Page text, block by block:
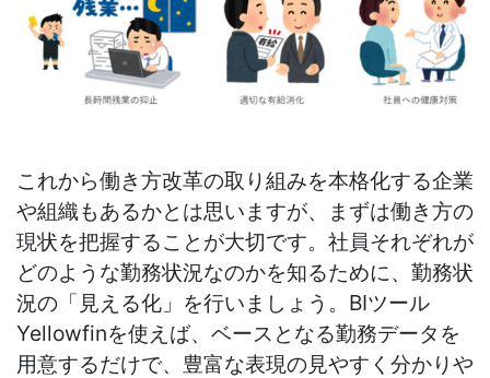
これから働き方改革の取り組みを本格化する企業
や組織もあるかとは思いますが、まずは働き方の
現状を把握することが大切です。社員それぞれが
どのような勤務状況なのかを知るために、勤務状
況の「見える化」を行いましょう。BIツール
Yellowfinを使えば、ベースとなる勤務データを
用意するだけで、豊富な表現の見やすく分かりや